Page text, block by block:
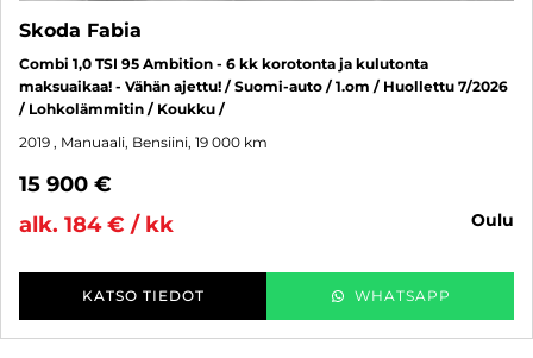
Skoda Fabia
Combi 1,0 TSI 95 Ambition - 6 kk korotonta ja kulutonta
maksuaikaa! - Vähän ajettu! / Suomi-auto / 1.om / Huollettu 7/2026
/ Lohkolämmitin / Koukku /
2019 , Manuaali, Bensiini, 19 000 km
15 900 €
alk. 184 € / kk
oulu
KATSO TIEDOT WHATSAPP